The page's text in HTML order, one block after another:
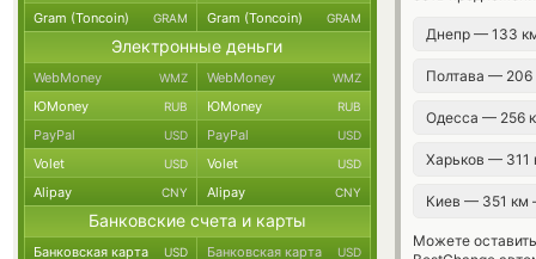
Днепр — 133
Полтава —
Одесса — 256
Харьков —
Киев — 351
Можете
Gram (Toncoin) GRAM Gram (Toncoin) GRAM
Электронные деньги
WebMoney WMZ WebMoney WMZ
ЮMoney RUB ЮMoney RUB
PayPal USD PayPal USD
Volet USD Volet USD
Alipay CNY Alipay CNY
Банковские счета и карты
Банковская карта USD Банковская карта USD